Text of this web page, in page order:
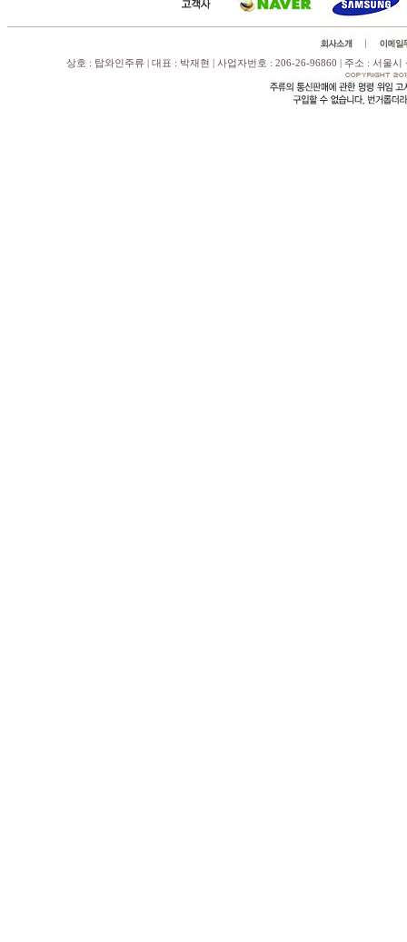
상호 : 탑와인주류 | 대표 : 박재현 | 사업자번호 : 206-26-96860 | 주소 : 서울